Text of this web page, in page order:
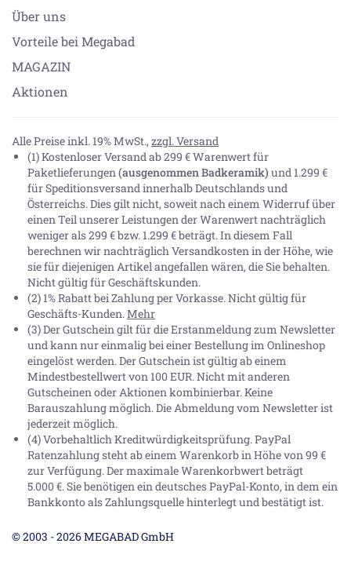
Über uns
Vorteile bei Megabad
MAGAZIN
Aktionen
Alle Preise inkl. 19% MwSt., zzgl. Versand
(1) Kostenloser Versand ab 299 € Warenwert für
Paketlieferungen(ausgenommen Badkeramik) und 1.299 €
für Speditionsversand innerhalb Deutschlands und
Österreichs. Dies gilt nicht, soweit nach einem Widerruf über
einen Teil unserer Leistungen der Warenwert nachträglich
weniger als 299 € bzw. 1.299 € beträgt. In diesem Fall
berechnen wir nachträglich Versandkosten in der Höhe, wie
sie für diejenigen Artikel angefallen wären, die Sie behalten.
Nicht gültig für Geschäftskunden.
(2) 1% Rabatt bei Zahlung per Vorkasse. Nicht gültig für
Geschäfts-Kunden.Mehr
(3) Der Gutschein gilt für die Erstanmeldung zum Newsletter
und kann nur einmalig bei einer Bestellung im Onlineshop
eingelöst werden. Der Gutschein ist gültig ab einem
Mindestbestellwert von 100 EUR. Nicht mit anderen
Gutscheinen oder Aktionen kombinierbar. Keine
Barauszahlung möglich. Die Abmeldung vom Newsletter ist
jederzeit möglich.
(4) Vorbehaltlich Kreditwürdigkeitsprüfung. PayPal
Ratenzahlung steht ab einem Warenkorb in Höhe von99 €
zur Verfügung. Der maximale Warenkorbwert beträgt
5.000 €. Sie benötigen ein deutsches PayPal-Konto, in dem ein
Bankkonto als Zahlungsquelle hinterlegt und bestätigt ist.
© 2003 - 2026 MEGABAD GmbH